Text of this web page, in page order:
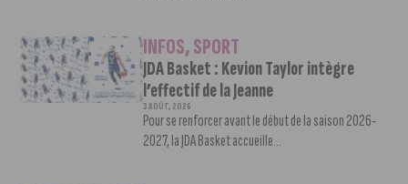
INFOS,SPORT
JDA Basket : Kevion Taylor intègre
l’effectif de la Jeanne
3 AOÛT, 2026
Pour se renforcer avant le début de la saison 2026-
2027, la JDA Basket accueille...